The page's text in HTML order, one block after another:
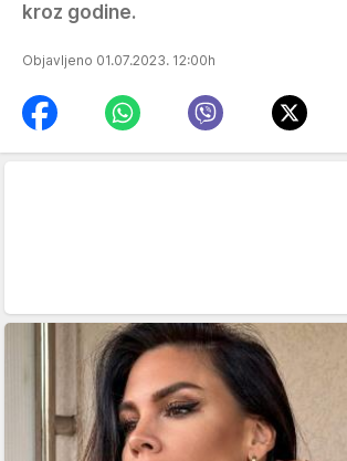
kroz godine.
Objavljeno 01.07.2023. 12:00h